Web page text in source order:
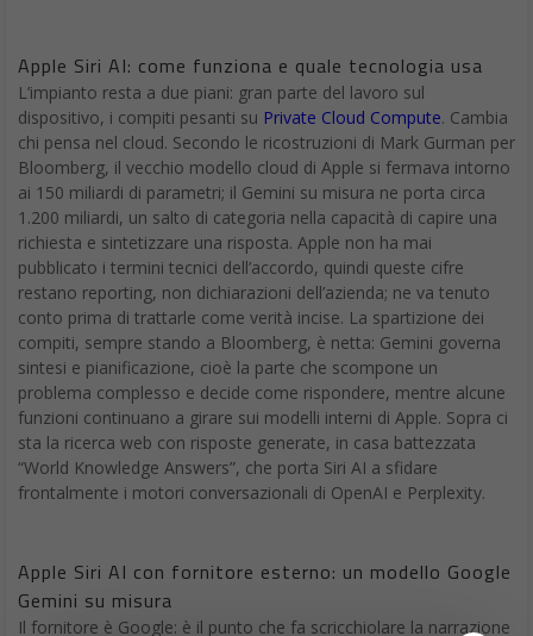
Apple Siri AI: come funziona e quale tecnologia usa
L’impianto resta a due piani: gran parte del lavoro sul
dispositivo, i compiti pesanti su Private Cloud Compute. Cambia
chi pensa nel cloud. Secondo le ricostruzioni di Mark Gurman per
Bloomberg, il vecchio modello cloud di Apple si fermava intorno
ai 150 miliardi di parametri; il Gemini su misura ne porta circa
1.200 miliardi, un salto di categoria nella capacità di capire una
richiesta e sintetizzare una risposta. Apple non ha mai
pubblicato i termini tecnici dell’accordo, quindi queste cifre
restano reporting, non dichiarazioni dell’azienda; ne va tenuto
conto prima di trattarle come verità incise. La spartizione dei
compiti, sempre stando a Bloomberg, è netta: Gemini governa
sintesi e pianificazione, cioè la parte che scompone un
problema complesso e decide come rispondere, mentre alcune
funzioni continuano a girare sui modelli interni di Apple. Sopra ci
sta la ricerca web con risposte generate, in casa battezzata
“World Knowledge Answers”, che porta Siri AI a sfidare
frontalmente i motori conversazionali di OpenAI e Perplexity.
Apple Siri AI con fornitore esterno: un modello Google
Gemini su misura
Il fornitore è Google: è il punto che fa scricchiolare la narrazione